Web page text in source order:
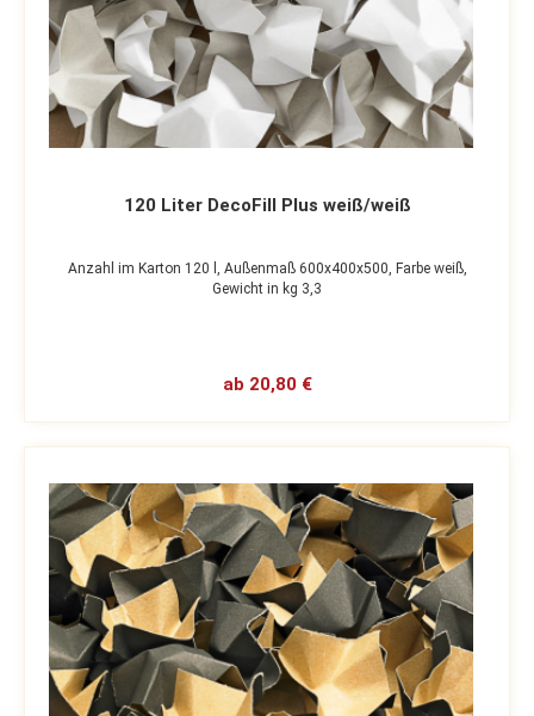
120 Liter DecoFill Plus weiß/weiß
Anzahl im Karton 120 l, Außenmaß 600x400x500, Farbe weiß,
Gewicht in kg 3,3
ab 20,80 €